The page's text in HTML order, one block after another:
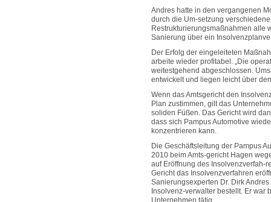
Andres hatte in den vergangenen
durch die Um-setzung
Restrukturierungsmaßnahmen alle
Sanierung über ein
Der Erfolg der eingeleiteten
arbeite wieder profitabel. „Die
weitestgehend abgeschlossen.
entwickelt und liegen leicht über
Wenn das Amtsgericht den
Plan zustimmen, gilt das
soliden Füßen. Das Gericht wird
dass sich Pampus Automotive
konzentrieren kann.
Die Geschäftsleitung der Pampus
2010 beim Amts-gericht Hagen
auf Eröffnung des Insolvenzverfah-
Gericht das Insolvenzverfahren
Sanierungsexperten Dr. Dirk
Insolvenz-verwalter bestellt. Er war
Unternehmen tätig.